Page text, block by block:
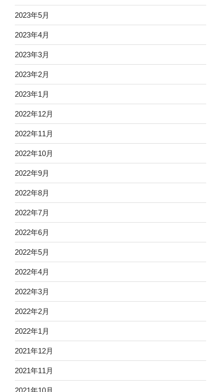
2023年5月
2023年4月
2023年3月
2023年2月
2023年1月
2022年12月
2022年11月
2022年10月
2022年9月
2022年8月
2022年7月
2022年6月
2022年5月
2022年4月
2022年3月
2022年2月
2022年1月
2021年12月
2021年11月
2021年10月